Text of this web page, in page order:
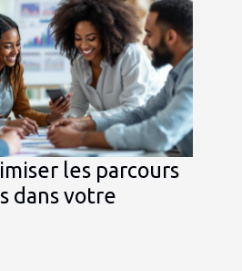
les parcours
dans votre